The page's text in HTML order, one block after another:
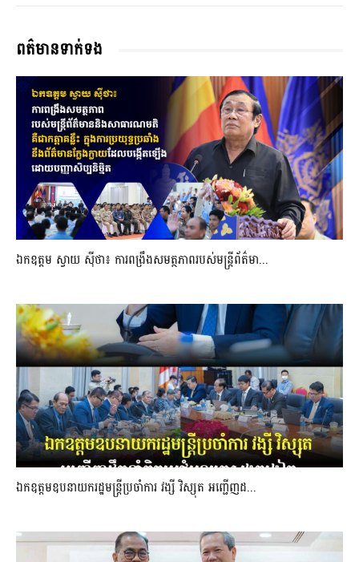
ពត៌មានទាក់ទង
ឯកឧត្តម ស្វាយ ស៊ីថា៖ ការពង្រឹងសមត្ថភាពរបស់មន្ត្រីព័ត៌មា...
ឯកឧត្តមឧបនាយករដ្ឋមន្រ្តីប្រចាំការ វង្សី វិស្សុត អញ្ជើញដ...